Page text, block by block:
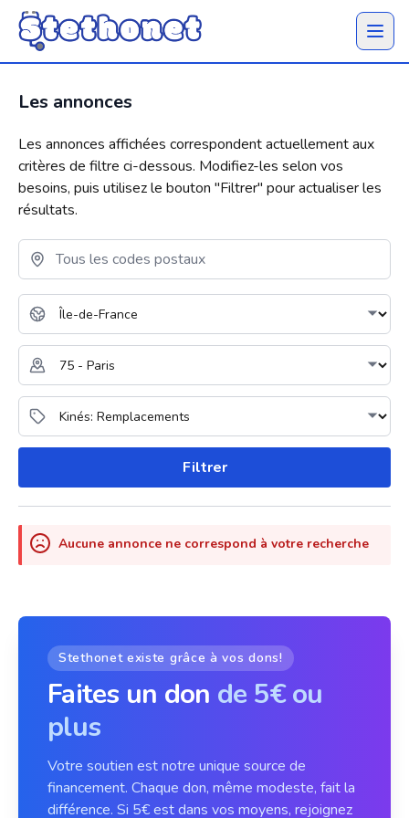
Ouvrir
Les annonces
Les annonces affichées correspondent actuellement aux
critères de filtre ci-dessous. Modifiez-les selon vos
besoins, puis utilisez le bouton "Filtrer" pour actualiser les
résultats.
Filtrer
Aucune annonce ne correspond à votre recherche
Stethonet existe grâce à vos dons!
Faites un don de 5€ ou
plus
Votre soutien est notre unique source de
financement. Chaque don, même modeste, fait la
différence. Si 5€ est dans vos moyens, rejoignez